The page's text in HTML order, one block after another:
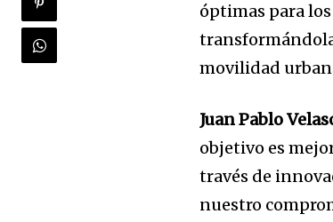
óptimas para
movilidad
Juan Pablo
objetivo es
través de
nuestro